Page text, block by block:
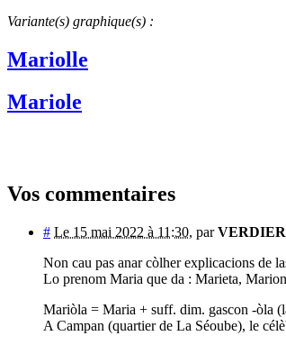
Variante(s) graphique(s) :
Mariolle
Mariole
Vos commentaires
# Le 15 mai 2022 à 11:30, parVERDIER
Non cau pas anar còlher explicacions de
Lo prenom Maria que da : Marieta,
Mariòla = Maria + suff. dim. gascon -òla
A Campan (quartier de La Séoube), le